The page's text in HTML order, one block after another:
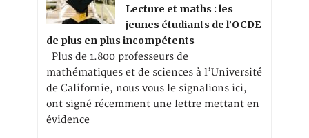
Lecture et maths : les
jeunes étudiants de l’OCDE
de plus en plus incompétents
Plus de 1.800 professeurs de
mathématiques et de sciences à l’Université
de Californie, nous vous le signalions ici,
ont signé récemment une lettre mettant en
évidence